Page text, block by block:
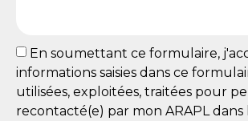
En soumettant ce formulaire,
informations saisies dans ce
utilisées, exploitées, traitées pour
recontacté(e) par mon ARAPL dans